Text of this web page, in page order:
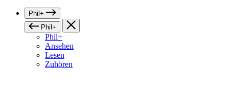
Phil+
Phil+
Phil+
Ansehen
Lesen
Zuhören